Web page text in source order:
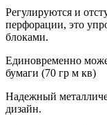
Регулируются и
перфорации, это
блоками.
Единовременно
бумаги (70 гр м кв)
Надежный
дизайн.